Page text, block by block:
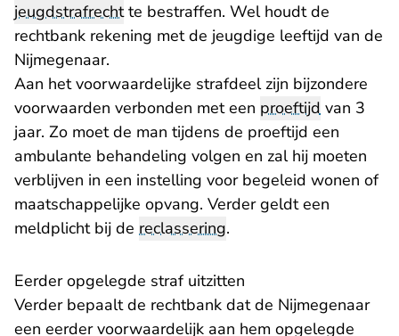
jeugdstrafrechtte bestraffen. Wel houdt de
rechtbank rekening met de jeugdige leeftijd van de
Nijmegenaar.
Aan het voorwaardelijke strafdeel zijn bijzondere
voorwaarden verbonden met een proeftijd van 3
jaar. Zo moet de man tijdens de proeftijd een
ambulante behandeling volgen en zal hij moeten
verblijven in een instelling voor begeleid wonen of
maatschappelijke opvang. Verder geldt een
meldplicht bij de reclassering.
Eerder opgelegde straf uitzitten
Verder bepaalt de rechtbank dat de Nijmegenaar
een eerder voorwaardelijk aan hem opgelegde